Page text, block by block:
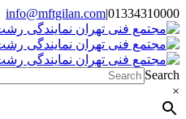
Skip
to
content
01334310000
|
info@mftgilan.com
Instagram
LinkedIn
Search
×